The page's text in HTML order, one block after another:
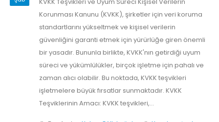
Korunması Kanunu (KVKK), şirketler için veri koruma
standartlarını yükseltmek ve kişisel verilerin
güvenliğini garanti etmek için yürürlüğe giren önemli
bir yasadır. Bununla birlikte, KVKK'nın getirdiği uyum
süreci ve yükümlülükler, birçok işletme için pahalı ve
zaman alıcı olabilir. Bu noktada, KVKK teşvikleri
işletmelere büyük fırsatlar sunmaktadır. KVKK
Teşviklerinin Amacı: KVKK teşvikleri,...